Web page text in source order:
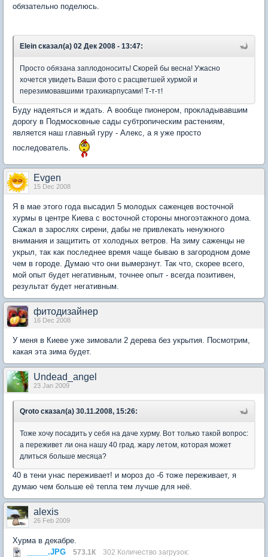
обязательно поделюсь.
Elein сказал(а) 02 Дек 2008 - 13:47:
Просто обязана заплодоносить! Скорей бы весна! Ужасно
хочется увидеть Ваши фото с расцветшей хурмой и
перезимовавшими трахикарпусами! Т-т-т!
Буду надеяться и ждать. А вообще пионером, прокладывавшим
дорогу в Подмосковные сады субтропическим растениям,
является наш главный гуру - Алекс, а я уже просто
последователь.
Evgen
15 Dec 2008
Я в мае этого года высадил 5 молодых саженцев восточной
хурмы в центре Киева с восточной стороны многоэтажного дома.
Сажал в зарослях сирени, дабы не привлекать ненужного
внимания и защитить от холодных ветров. На зиму саженцы не
укрыл, так как последнее время чаще бываю в загородном доме
чем в городе. Думаю что они вымерзнут. Так что, скорее всего,
мой опыт будет негативным, точнее опыт - всегда позитивен,
результат будет негативным.
фитодизайнер
16 Dec 2008
У меня в Киеве уже зимовали 2 дерева без укрытия. Посмотрим,
какая эта зима будет.
Undead_angel
23 Jan 2009
Qroto сказал(а) 30.11.2008, 15:26:
Тоже хочу посадить у себя на даче хурму. Вот только такой вопрос:
а переживет ли она нашу 40 град. жару летом, которая может
длиться больше месяца?
40 в тени унас переживает! и мороз до -6 тоже переживает, я
думаю чем больше её тепла тем лучше для неё.
alexis
26 Feb 2009
Хурма в декабре.
_____.JPG
573.1К 302 Количество загрузок: